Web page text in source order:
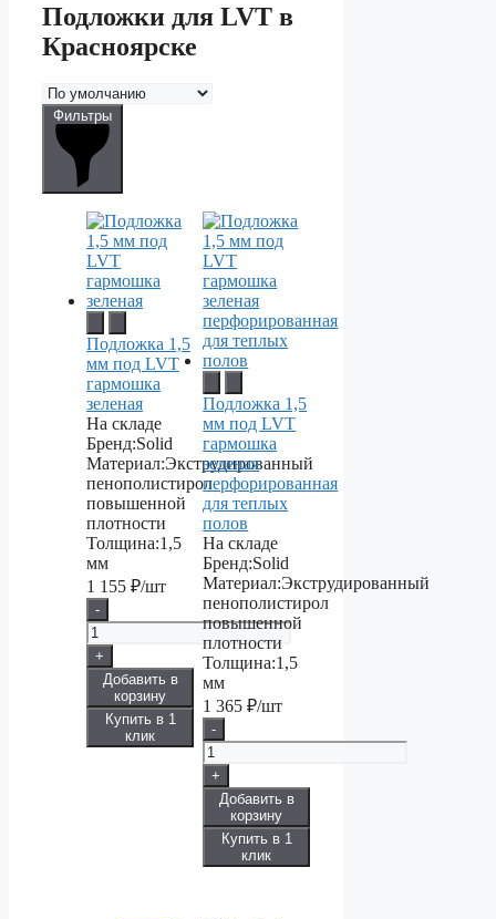
Подложки для LVT в
Красноярске
Фильтры
Подложка 1,5
мм под LVT
гармошка
зеленая
На складе
Бренд:Solid
Материал:Экструдированный
пенополистирол
повышенной
плотности
Толщина:1,5
мм
1 155 ₽/шт
-
+
Добавить в
корзину
Купить в 1
клик
Подложка 1,5
мм под LVT
гармошка
зеленая
перфорированная
для теплых
полов
На складе
Бренд:Solid
Материал:Экструдированный
пенополистирол
повышенной
плотности
Толщина:1,5
мм
1 365₽/шт
-
+
Добавить в
корзину
Купить в 1
клик